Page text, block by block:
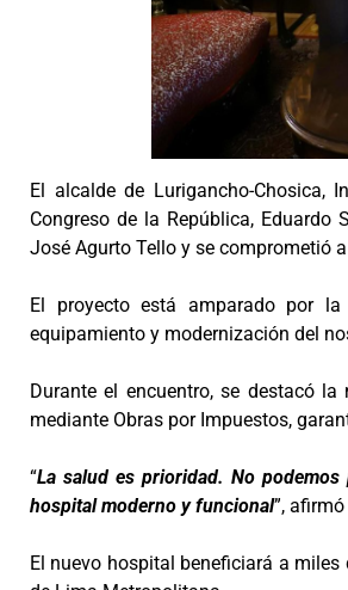
El alcalde de Lurigancho-Chosica,
Congreso de la República,
José Agurto Tello y se comprometió
El proyecto está amparado por
equipamiento y modernización del
Durante el encuentro, se destacó
mediante Obras por Impuestos,
“La salud es prioridad. No
hospital moderno y funcional”,
El nuevo hospital beneficiará a